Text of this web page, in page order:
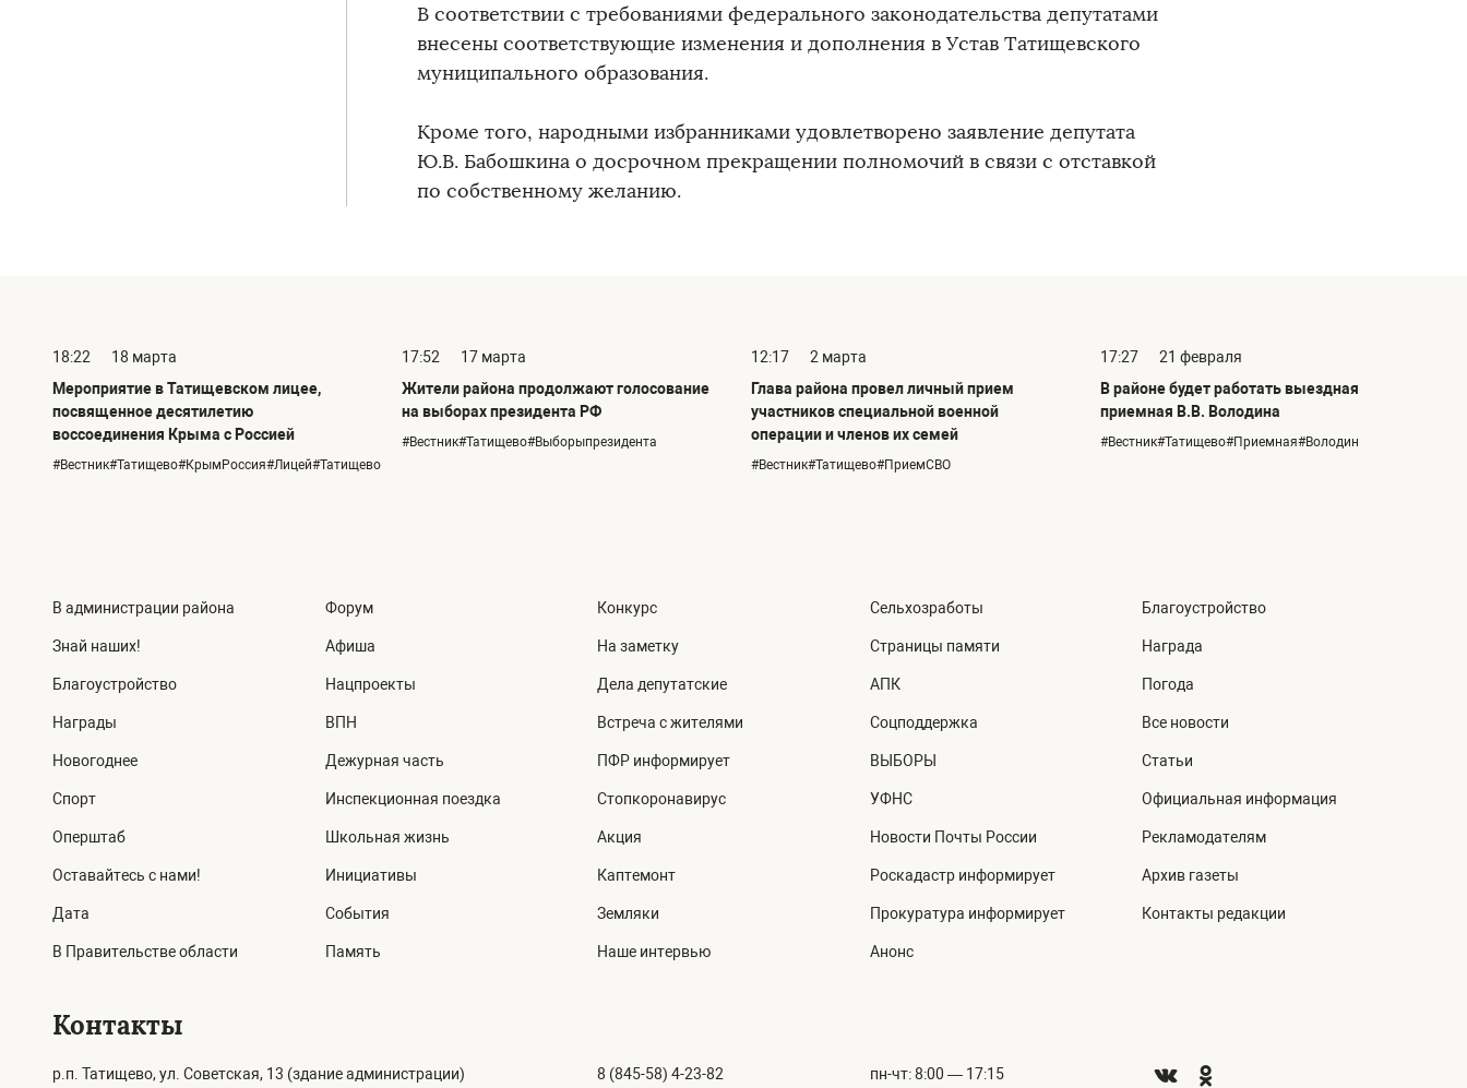
В соответствии с требованиями федерального законодательства депутатами
внесены соответствующие изменения и дополнения в Устав Татищевского
муниципального образования.
Кроме того, народными избранниками удовлетворено заявление депутата
Ю.В. Бабошкина о досрочном прекращении полномочий в связи с отставкой
по собственному желанию.
18:22
18 марта
Мероприятие в Татищевском лицее,
посвященное десятилетию
воссоединения Крыма с Россией
#Вестник#Татищево#КрымРоссия#Лицей#Татищево
17:52
17 марта
Жители района продолжают голосование
на выборах президента РФ
#Вестник#Татищево#Выборыпрезидента
12:17
2 марта
Глава района провел личный прием
участников специальной военной
операции и членов их семей
#Вестник#Татищево#ПриемСВО
17:27
21 февраля
В районе будет работать выездная
приемная В.В. Володина
#Вестник#Татищево#Приемная#Володин
В администрации района
Знай наших!
Благоустройство
Награды
Новогоднее
Спорт
Оперштаб
Оставайтесь с нами!
Дата
В Правительстве области
Форум
Афиша
Нацпроекты
ВПН
Дежурная часть
Инспекционная поездка
Школьная жизнь
Инициативы
События
Память
Конкурс
На заметку
Дела депутатские
Встреча с жителями
ПФР информирует
Стопкоронавирус
Акция
Каптемонт
Земляки
Наше интервью
Сельхозработы
Страницы памяти
АПК
Соцподдержка
ВЫБОРЫ
УФНС
Новости Почты России
Роскадастр информирует
Прокуратура информирует
Анонс
Благоустройство
Награда
Погода
Все новости
Статьи
Официальная информация
Рекламодателям
Архив газеты
Контакты редакции
Контакты
р.п. Татищево, ул. Советская, 13 (здание администрации) 8 (845-58) 4-23-82 пн-чт: 8:00 — 17:15